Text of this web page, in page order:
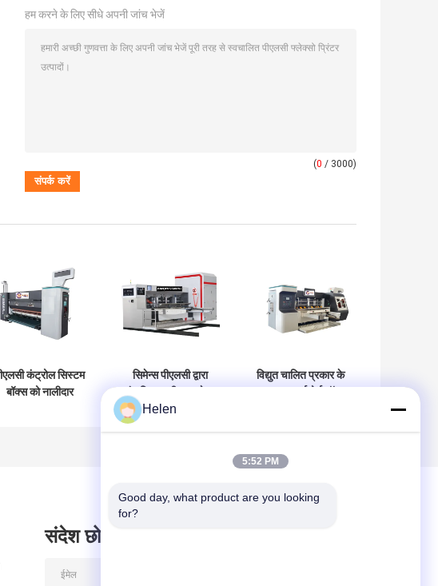
हम करने के लिए सीधे अपनी जांच भेजें
(0 / 3000)
कंट्रोल सिस्टम
बॉक्स को नालीदार
सिमेन्स पीएलसी द्वारा
डिब्बा मशीन नालीदार गत्ता
विद्युत चालित प्रकार के
संदेश छोड़ दो
Helen
5:52 PM
Good day, what product are you looking
for?